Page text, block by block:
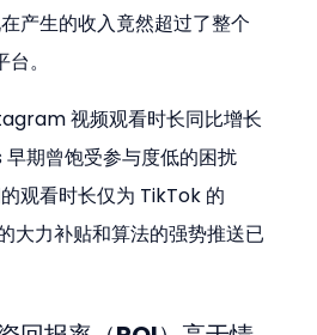
产生的收入竟然超过了整个
。
视频观看时长同比增长
期曾饱受参与度低的困扰
的观看时长仅为 TikTok 的
大力补贴和算法的强势推送已